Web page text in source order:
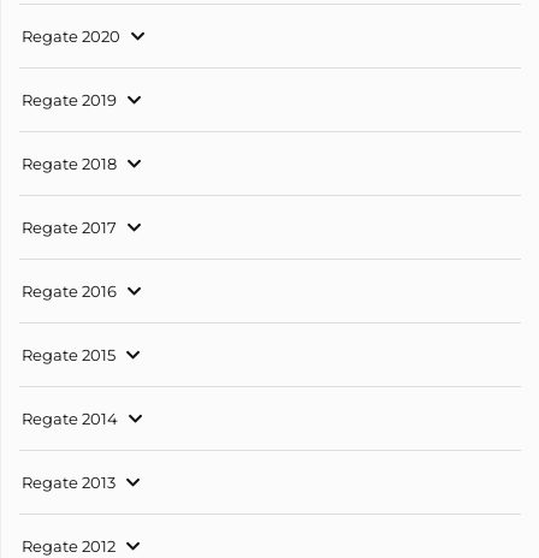
Regate 2020
Regate 2019
Regate 2018
Regate 2017
Regate 2016
Regate 2015
Regate 2014
Regate 2013
Regate 2012